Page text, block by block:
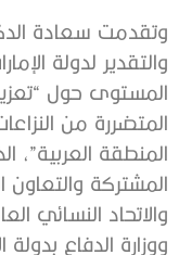
وتقدمت سعادة
والتقدير لدولة
المستوى حول
المتضررة من
المنطقة العربية”،
المشتركة والتعاون
والاتحاد النسائي
ووزارة الدفاع بدولة